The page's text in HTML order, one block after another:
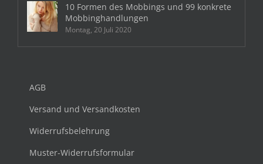
10 Formen des Mobbings und 99 konkrete
Mobbinghandlungen
Montag, 20 Juli 2020
AGB
Versand und Versandkosten
Widerrufsbelehrung
Muster-Widerrufsformular